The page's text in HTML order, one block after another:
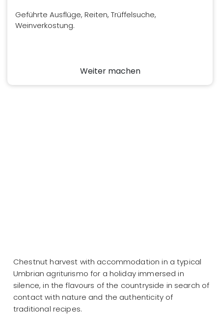
Chestnut harvest with accommodation in a typical
Umbrian agriturismo for a holiday immersed in
silence, in the flavours of the countryside in search of
contact with nature and the authenticity of
traditional recipes.
Geführte Ausflüge, Reiten, Trüffelsuche,
Weinverkostung.
Weiter machen